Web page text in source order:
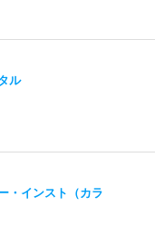
ル
・インスト（カラ